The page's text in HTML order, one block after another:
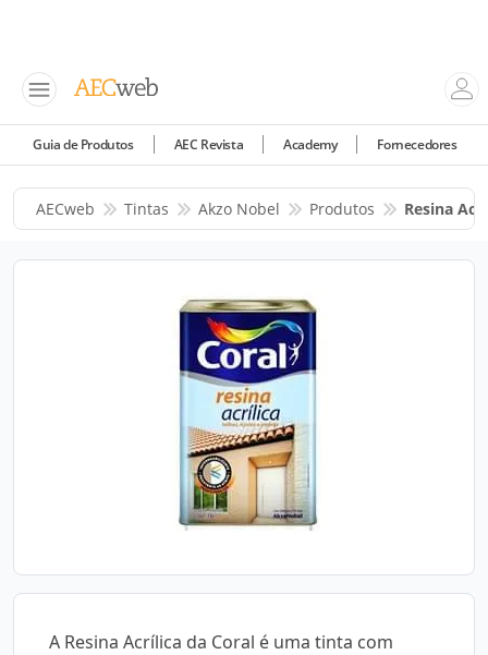
Guia de Produtos AEC Revista Academy Fornecedores
AECweb Tintas Akzo Nobel Produtos Resina
A Resina Acrílica da Coral é uma tinta com